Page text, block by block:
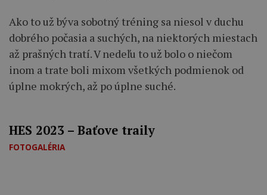
Ako to už býva sobotný tréning sa niesol v duchu
dobrého počasia a suchých, na niektorých miestach
až prašných tratí. V nedeľu to už bolo o niečom
inom a trate boli mixom všetkých podmienok od
úplne mokrých, až po úplne suché.
HES 2023 – Baťove traily
FOTOGALÉRIA